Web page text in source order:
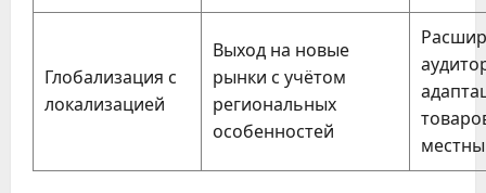
Глобализация с
локализацией
Выход на новые
рынки с учётом
региональных
особенностей